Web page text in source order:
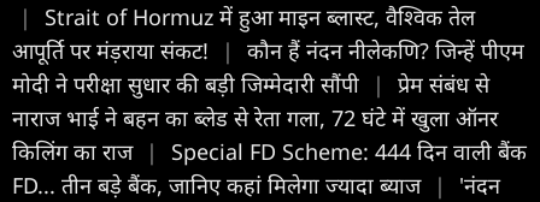
|
Strait of Hormuz में हुआ माइन ब्लास्ट, वैश्विक तेल
आपूर्ति पर मंड़राया संकट!
|
कौन हैं नंदन नीलेकणि? जिन्हें पीएम
मोदी ने परीक्षा सुधार की बड़ी जिम्मेदारी सौंपी
|
प्रेम संबंध से
नाराज भाई ने बहन का ब्लेड से रेता गला, 72 घंटे में खुला ऑनर
किलिंग का राज |
Special FD Scheme: 444 दिन वाली बैंक
FD... तीन बड़े बैंक, जानिए कहां मिलेगा ज्यादा ब्याज |
'नंदन